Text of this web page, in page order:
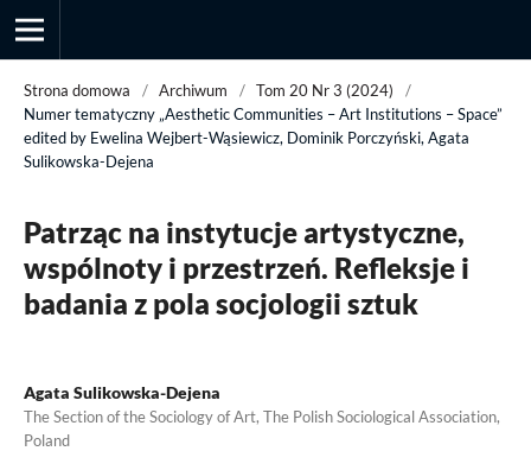
Strona domowa / Archiwum / Tom 20 Nr 3 (2024)
/
Numer tematyczny „Aesthetic Communities – Art Institutions – Space”
edited by Ewelina Wejbert-Wąsiewicz, Dominik Porczyński, Agata
Sulikowska-Dejena
Patrząc na instytucje artystyczne,
wspólnoty i przestrzeń. Refleksje i
badania z pola socjologii sztuk
Agata Sulikowska-Dejena
The Section of the Sociology of Art, The Polish Sociological Association,
Poland